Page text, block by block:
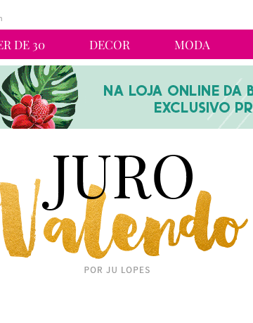
DE 30 DECOR MODA